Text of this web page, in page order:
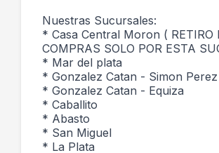
Nuestras Sucursales:
* Casa Central Moron ( RETIRO
COMPRAS SOLO POR ESTA
* Mar del plata
* Gonzalez Catan - Simon Perez
* Gonzalez Catan - Equiza
* Caballito
* Abasto
* San Miguel
* La Plata